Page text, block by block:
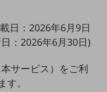
日：2026年6月9日
：2026年6月30日)
サービス）をご利
。